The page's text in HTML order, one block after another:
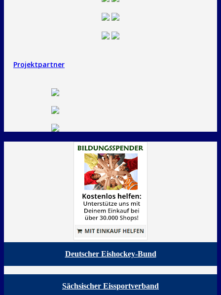
Projektpartner
Deutscher Eishockey-Bund
Sächsischer Eissportverband